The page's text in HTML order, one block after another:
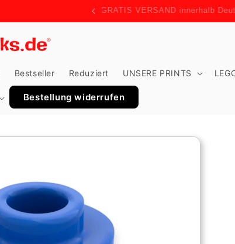
15% RABATT AUF ALLES
Bestseller Reduziert UNSERE PRINTS
Bestellung widerrufen